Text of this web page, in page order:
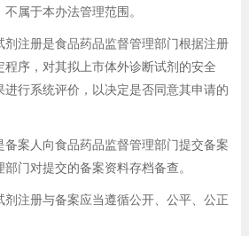
属于本办法管理范围。
注册是食品药品监督管理部门根据注册
程序，对其拟上市体外诊断试剂的安全
行系统评价，以决定是否同意其申请的
案人向食品药品监督管理部门提交备案
门对提交的备案资料存档备查。
注册与备案应当遵循公开、公平、公正